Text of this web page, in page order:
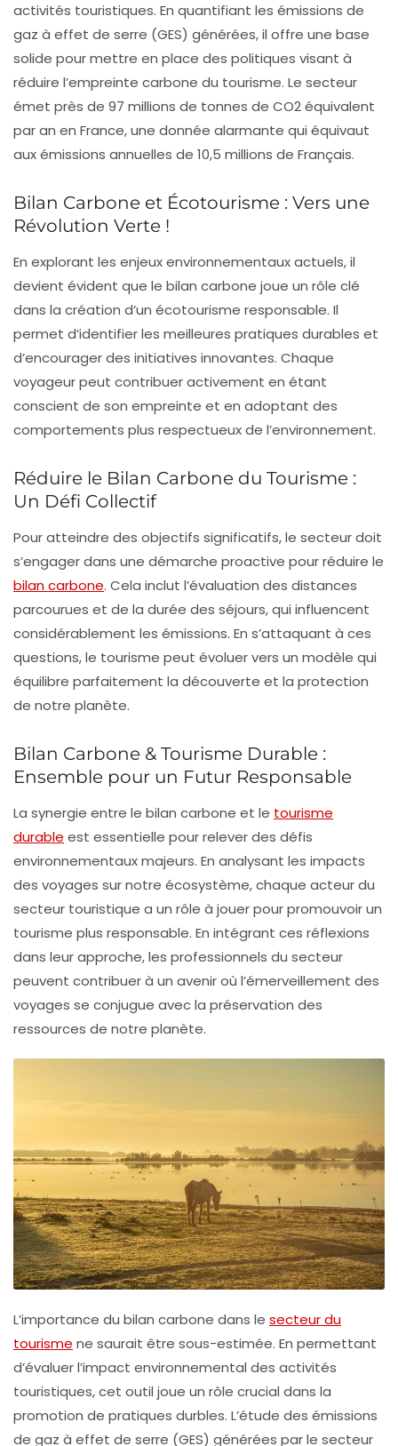
activités touristiques. En quantifiant les émissions de
gaz à effet de serre (GES) générées, il offre une base
solide pour mettre en place des politiques visant à
réduire l’empreinte carbone du tourisme. Le secteur
émet près de 97 millions de tonnes de CO2 équivalent
par an en France, une donnée alarmante qui équivaut
aux émissions annuelles de 10,5 millions de Français.
Bilan Carbone et Écotourisme : Vers une
Révolution Verte !
En explorant les enjeux environnementaux actuels, il
devient évident que le bilan carbone joue un rôle clé
dans la création d’un écotourisme responsable. Il
permet d’identifier les meilleures pratiques durables et
d’encourager des initiatives innovantes. Chaque
voyageur peut contribuer activement en étant
conscient de son empreinte et en adoptant des
comportements plus respectueux de l’environnement.
Réduire le Bilan Carbone du Tourisme :
Un Défi Collectif
Pour atteindre des objectifs significatifs, le secteur doit
s’engager dans une démarche proactive pour réduire le
bilan carbone. Cela inclut l’évaluation des distances
parcourues et de la durée des séjours, qui influencent
considérablement les émissions. En s’attaquant à ces
questions, le tourisme peut évoluer vers un modèle qui
équilibre parfaitement la découverte et la protection
de notre planète.
Bilan Carbone & Tourisme Durable :
Ensemble pour un Futur Responsable
La synergie entre le bilan carbone et le tourisme
durable est essentielle pour relever des défis
environnementaux majeurs. En analysant les impacts
des voyages sur notre écosystème, chaque acteur du
secteur touristique a un rôle à jouer pour promouvoir un
tourisme plus responsable. En intégrant ces réflexions
dans leur approche, les professionnels du secteur
peuvent contribuer à un avenir où l’émerveillement des
voyages se conjugue avec la préservation des
ressources de notre planète.
L’importance du bilan carbone dans le secteur du
tourisme ne saurait être sous-estimée. En permettant
d’évaluer l’impact environnemental des activités
touristiques, cet outil joue un rôle crucial dans la
promotion de pratiques durbles. L’étude des émissions
de gaz à effet de serre (GES) générées par le secteur